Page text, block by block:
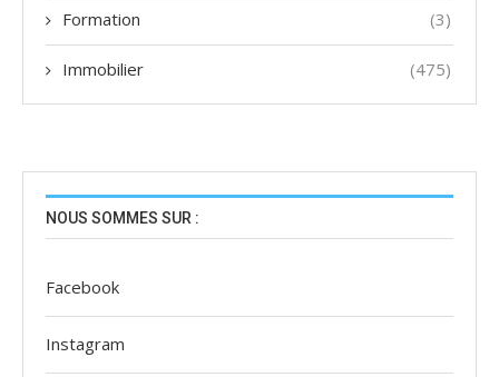
Formation (3)
Immobilier (475)
NOUS SOMMES SUR :
Facebook
Instagram